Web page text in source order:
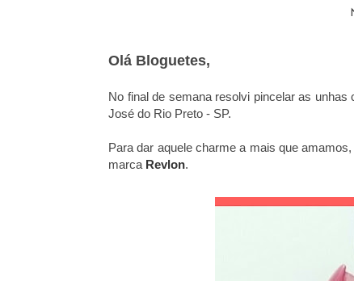
Olá Bloguetes,
No final de semana resolvi pincelar as
José do Rio Preto - SP.
Para dar aquele charme a mais que
marca Revlon.